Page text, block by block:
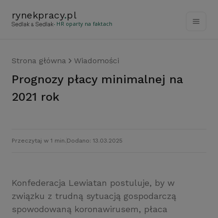
rynekpracy.pl
- HR oparty na faktach
Strona główna Wiadomości
Prognozy płacy minimalnej na
2021 rok
Przeczytaj w 1 min. Dodano: 13.03.2025
Konfederacja Lewiatan postuluje, by w
związku z trudną sytuacją gospodarczą
spowodowaną koronawirusem, płaca